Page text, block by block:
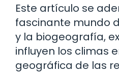
Este artículo se
fascinante mundo
y la biogeografía,
influyen los climas
geográfica de las